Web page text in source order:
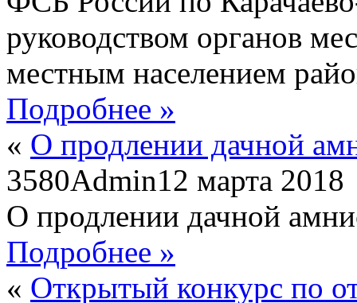
руководством органов
местным населением
Подробнее »
« О продлении дачной
3580Admin12 марта 2018
О продлении дачной
Подробнее »
« Открытый конкурс по